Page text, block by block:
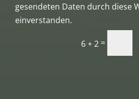
gesendeten Daten durch diese
einverstanden.
6 + 2 =